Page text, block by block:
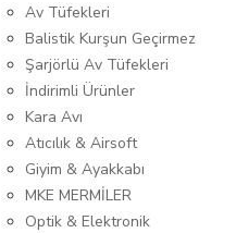
Av Tüfekleri
Balistik Kurşun Geçirmez
Şarjörlü Av Tüfekleri
İndirimli Ürünler
Kara Avı
Atıcılık & Airsoft
Giyim & Ayakkabı
MKE MERMİLER
Optik & Elektronik